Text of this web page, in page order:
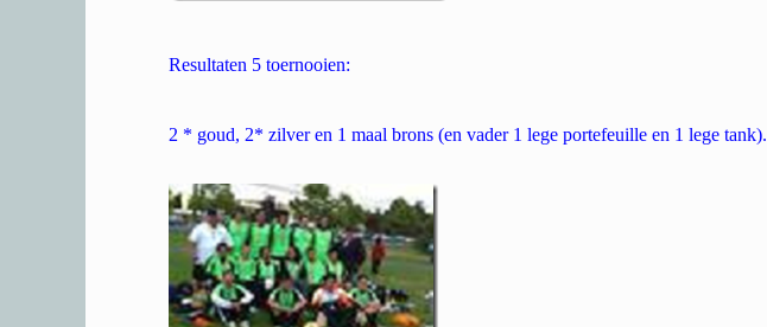
Resultaten 5 toernooien:
2 * goud, 2* zilver en 1 maal brons (en vader 1 lege portefeuille en 1 lege tank).